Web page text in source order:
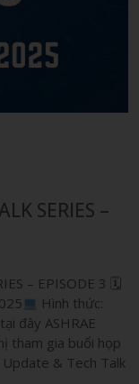
SERIES –
– EPISODE 3 🗓
Hình thức:
đây ASHRAE
tham gia buổi họp
& Tech Talk